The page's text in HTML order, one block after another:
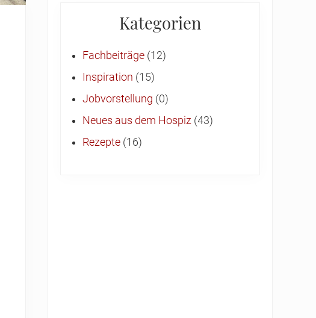
Kategorien
Fachbeiträge (12)
Inspiration (15)
Jobvorstellung (0)
Neues aus dem Hospiz (43)
Rezepte (16)